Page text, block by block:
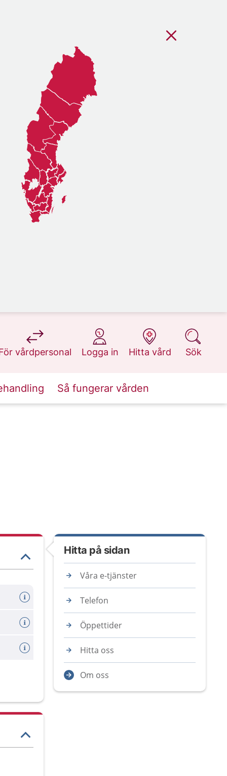
vårdpersonal
på 1177.se
Logga in
på 1177.se
Hitta vård
på 1177.se
Sök
på 1177.se
Så fungerar vården
Hitta på sidan
Våra e-tjänster
Telefon
Öppettider
Hitta oss
Om oss